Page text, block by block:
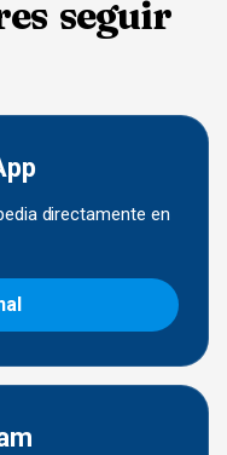
seguir
directamente en